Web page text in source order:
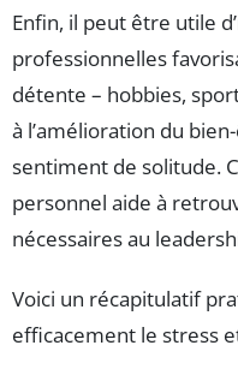
Enfin, il peut être utile
professionnelles
détente – hobbies,
à l’amélioration du
sentiment de solitude.
personnel aide à
nécessaires au
Voici un récapitulatif
efficacement le stress